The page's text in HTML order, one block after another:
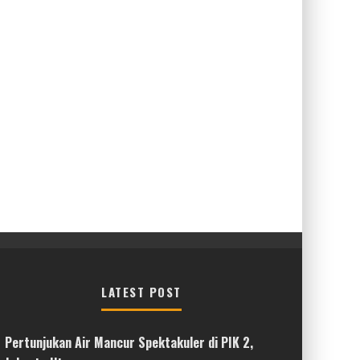
LATEST POST
Pertunjukan Air Mancur Spektakuler di PIK 2,